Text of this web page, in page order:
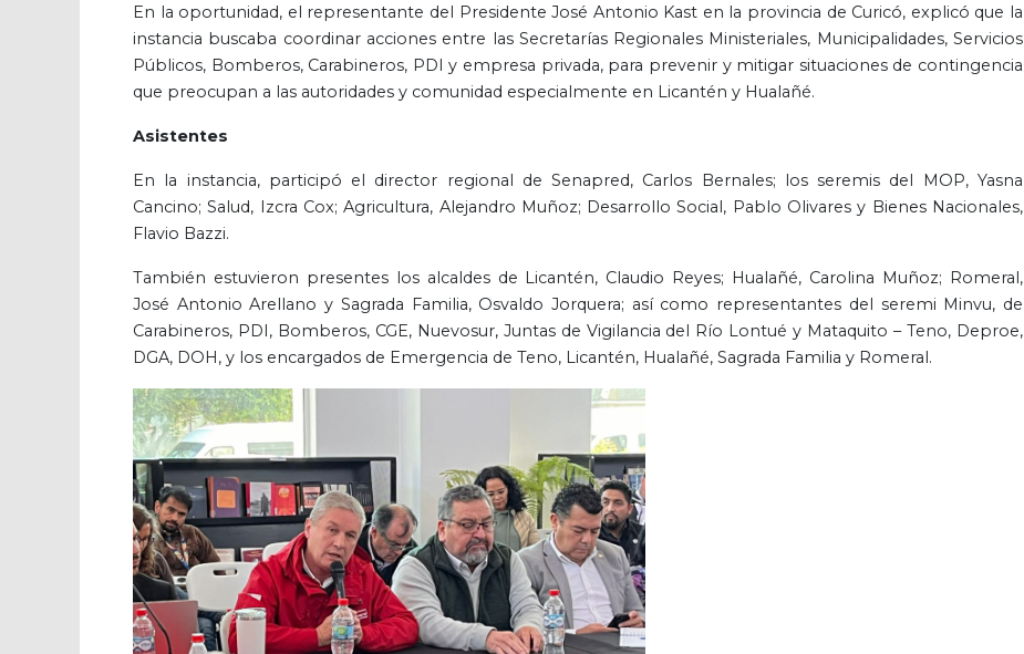
En la oportunidad, el representante del Presidente José Antonio Kast en la provincia de Curicó, explicó que la
instancia buscaba coordinar acciones entre las Secretarías Regionales Ministeriales, Municipalidades, Servicios
Públicos, Bomberos, Carabineros, PDI y empresa privada, para prevenir y mitigar situaciones de contingencia
que preocupan a las autoridades y comunidad especialmente en Licantén y Hualañé.
Asistentes
En la instancia, participó el director regional de Senapred, Carlos Bernales; los seremis del MOP, Yasna
Cancino; Salud, Izcra Cox; Agricultura, Alejandro Muñoz; Desarrollo Social, Pablo Olivares y Bienes Nacionales,
Flavio Bazzi.
También estuvieron presentes los alcaldes de Licantén, Claudio Reyes; Hualañé, Carolina Muñoz; Romeral,
José Antonio Arellano y Sagrada Familia, Osvaldo Jorquera; así como representantes del seremi Minvu, de
Carabineros, PDI, Bomberos, CGE, Nuevosur, Juntas de Vigilancia del Río Lontué y Mataquito – Teno, Deproe,
DGA, DOH, y los encargados de Emergencia de Teno, Licantén, Hualañé, Sagrada Familia y Romeral.